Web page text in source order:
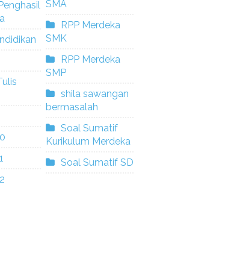
SMA
RPP Merdeka
SMK
RPP Merdeka
SMP
shila sawangan
bermasalah
Soal Sumatif
Kurikulum Merdeka
Soal Sumatif SD